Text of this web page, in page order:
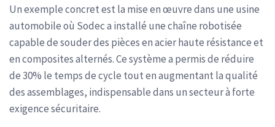
Un exemple concret est la mise en œuvre dans une usine
automobile où Sodec a installé une chaîne robotisée
capable de souder des pièces en acier haute résistance et
en composites alternés. Ce système a permis de réduire
de 30% le temps de cycle tout en augmentant la qualité
des assemblages, indispensable dans un secteur à forte
exigence sécuritaire.